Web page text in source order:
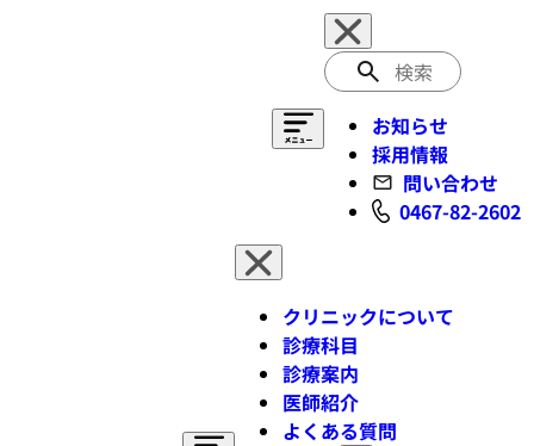
検
索
お知らせ
採用情報
問い合わせ
0467-82-2602
クリニックについて
診療科目
診療案内
医師紹介
よくある質問